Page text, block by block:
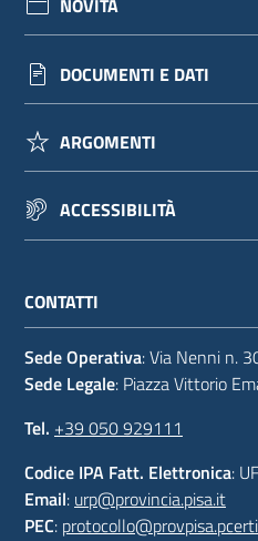
NOVITÀ
DOCUMENTI E DATI
ARGOMENTI
ACCESSIBILITÀ
CONTATTI
Sede Operativa: Via Nenni n.
Sede Legale: Piazza Vittorio
Tel. +39 050 929111
Codice IPA Fatt. Elettronica:
Email: urp@provincia.pisa.it
PEC: